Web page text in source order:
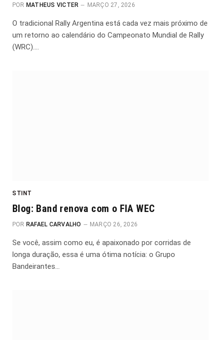
POR MATHEUS VICTER MARÇO 27, 2026
O tradicional Rally Argentina está cada vez mais próximo de
um retorno ao calendário do Campeonato Mundial de Rally
(WRC).…
STINT
Blog: Band renova com o FIA WEC
POR RAFAEL CARVALHO MARÇO 26, 2026
Se você, assim como eu, é apaixonado por corridas de
longa duração, essa é uma ótima notícia: o Grupo
Bandeirantes…